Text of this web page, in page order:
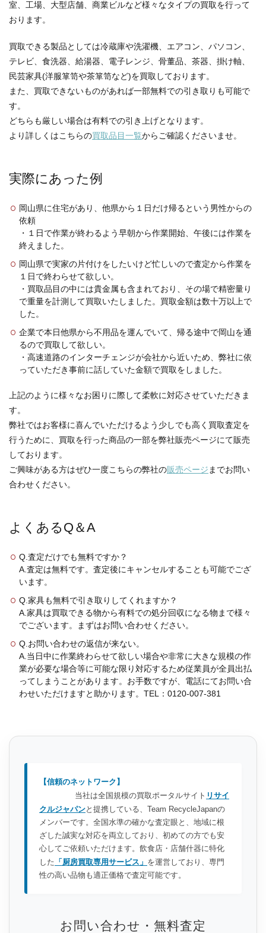
室、工場、大型店舗、商業ビルなど様々なタイプの買取を行って
おります。
買取できる製品としては冷蔵庫や洗濯機、エアコン、パソコン、
テレビ、食洗器、給湯器、電子レンジ、骨董品、茶器、掛け軸、
民芸家具(洋服箪笥や茶箪笥など)を買取しております。
また、買取できないものがあれば一部無料での引き取りも可能で
す。
どちらも厳しい場合は有料での引き上げとなります。
より詳しくはこちらの買取品目一覧からご確認くださいませ。
実際にあった例
岡山県に住宅があり、他県から１日だけ帰るという男性からの
依頼
・１日で作業が終わるよう早朝から作業開始、午後には作業を
終えました。
岡山県で実家の片付けをしたいけど忙しいので査定から作業を
１日で終わらせて欲しい。
・買取品目の中には貴金属も含まれており、その場で精密量り
で重量を計測して買取いたしました。買取金額は数十万以上で
した。
企業で本日他県から不用品を運んでいて、帰る途中で岡山を通
るので買取して欲しい。
・高速道路のインターチェンジが会社から近いため、弊社に依
っていただき事前に話していた金額で買取をしました。
上記のように様々なお困りに際して柔軟に対応させていただきま
す。
弊社ではお客様に喜んでいただけるよう少しでも高く買取査定を
行うために、買取を行った商品の一部を弊社販売ページにて販売
しております。
ご興味がある方はぜひ一度こちらの弊社の販売ページ までお問い
合わせください。
よくあるQ＆A
Q.査定だけでも無料ですか？
A.査定は無料です。査定後にキャンセルすることも可能でござ
います。
Q.家具も無料で引き取りしてくれますか？
A.家具は買取できる物から有料での処分回収になる物まで様々
でございます。まずはお問い合わせください。
Q.お問い合わせの返信が来ない。
A.当日中に作業終わらせて欲しい場合や非常に大きな規模の作
業が必要な場合等に可能な限り対応するため従業員が全員出払
ってしまうことがあります。お手数ですが、電話にてお問い合
わせいただけますと助かります。TEL：0120-007-381
【信頼のネットワーク】
当社は全国規模の買取ポータルサイト リサイ
クルジャパンと提携している、Team RecycleJapanの
メンバーです。全国水準の確かな査定眼と、地域に根
ざした誠実な対応を両立しており、初めての方でも安
心してご依頼いただけます。飲食店・店舗什器に特化
した 「厨房買取専用サービス」 を運営しており、専門
性の高い品物も適正価格で査定可能です。
お問い合わせ・無料査定